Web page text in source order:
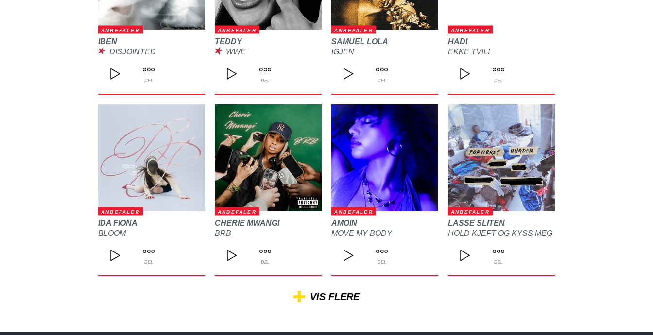
ANBEFALER
IBEN
DISJOINTED
DEL
ANBEFALER
TEDDY
WWE
DEL
ANBEFALER
SAMUEL LOLA
IGJEN
DEL
ANBEFALER
HADI
EKKE TVIL!
DEL
ANBEFALER
IDA FIONA
BLOOM
DEL
ANBEFALER
CHERIE MWANGI
BRB
DEL
ANBEFALER
AMOIN
MOVE MY BODY
DEL
ANBEFALER
LASSE SLITEN
HOLD KJEFT OG KYSS MEG
DEL
VIS FLERE